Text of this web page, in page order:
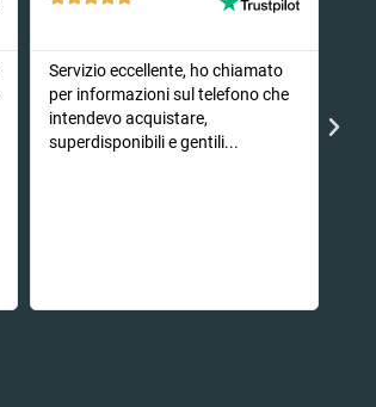
Servizio eccellente, ho chiamato
per informazioni sul telefono che
intendevo acquistare,
superdisponibili e gentili...